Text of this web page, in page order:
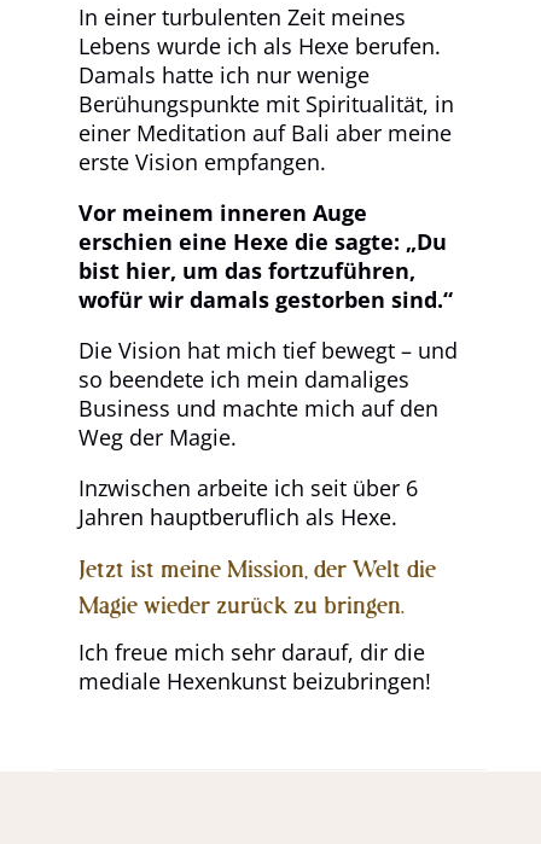
In einer turbulenten Zeit meines
Lebens wurde ich als Hexe berufen.
Damals hatte ich nur wenige
Berühungspunkte mit Spiritualität, in
einer Meditation auf Bali aber meine
erste Vision empfangen.
Vor meinem inneren Auge
erschien eine Hexe die sagte: „Du
bist hier, um das fortzuführen,
wofür wir damals gestorben sind.“
Die Vision hat mich tief bewegt – und
so beendete ich mein damaliges
Business und machte mich auf den
Weg der Magie.
Inzwischen arbeite ich seit über 6
Jahren hauptberuflich als Hexe.
Jetzt ist meine Mission, der Welt die
Magie wieder zurück zu bringen.
Ich freue mich sehr darauf, dir die
mediale Hexenkunst beizubringen!